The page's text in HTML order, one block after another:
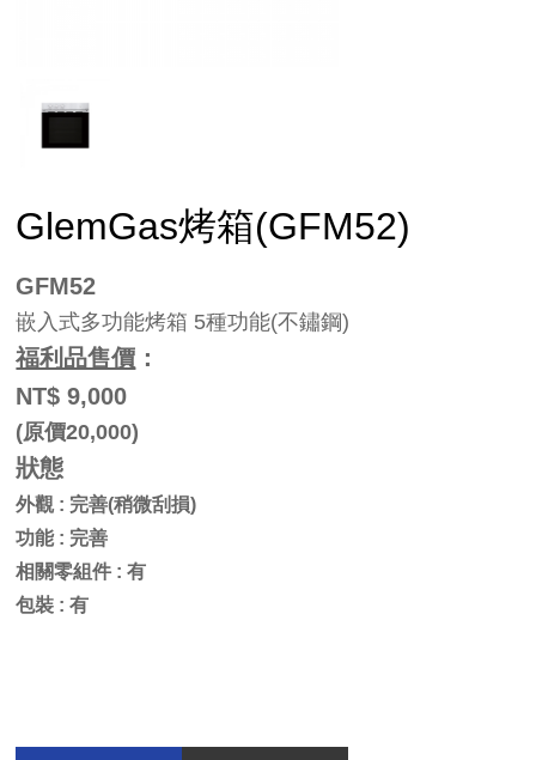
GlemGas烤箱(GFM52)
GFM52
嵌入式多功能烤箱 5種功能(不鏽鋼)
福利品售價 ：
NT$ 9,000
(原價20,000)
狀態
外觀 : 完善(稍微刮損)
功能 : 完善
相關零組件 : 有
包裝 : 有